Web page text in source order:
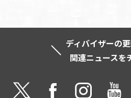
ディバイザーの
関連ニュースを